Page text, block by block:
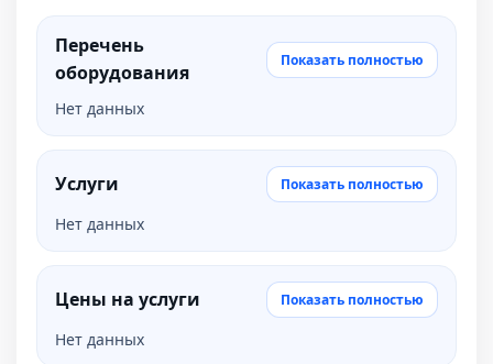
Перечень
оборудования
Показать полностью
Нет данных
Услуги Показать полностью
Нет данных
Цены на услуги Показать полностью
Нет данных